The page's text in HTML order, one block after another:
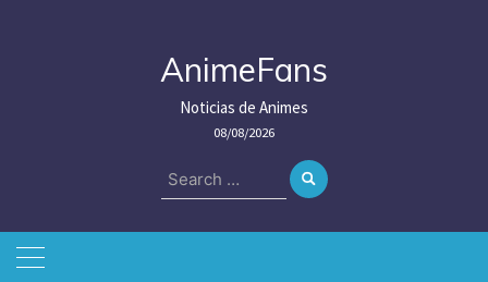
AnimeFans
Noticias de Animes
08/08/2026
Search
for: